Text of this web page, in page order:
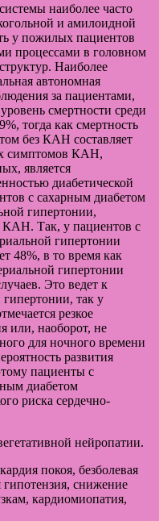
наиболее часто
и амилоидной
у пожилых пациентов
процессами в головном
Наиболее
автономная
за пациентами,
смертности среди
тогда как смертность
без КАН составляет
симптомов КАН,
является
диабетической
с сахарным диабетом
гипертонии,
КАН. Так, у пациентов с
гипертонии
48%, в то время как
гипертонии
Это ведет к
так у
резкое
или, наоборот, не
для ночного времени
развития
пациенты с
диабетом
риска сердечно-
нейропатии.
покоя, безболевая
гипотензия, снижение
кардиомиопатия,